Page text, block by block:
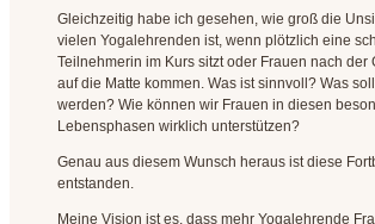
Gleichzeitig habe ich gesehen, wie groß die
vielen Yogalehrenden ist, wenn plötzlich eine
Teilnehmerin im Kurs sitzt oder Frauen nach der
auf die Matte kommen. Was ist sinnvoll? Was
werden? Wie können wir Frauen in diesen
Lebensphasen wirklich unterstützen?
Genau aus diesem Wunsch heraus ist diese
entstanden.
Meine Vision ist es, dass mehr Yogalehrende